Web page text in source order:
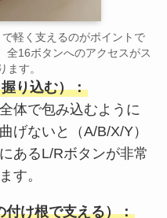
軽く支えるのがポイントで
全16ボタンへのアクセスがス
ます。
り込む）：
体で包み込むように
げないと（A/B/X/Y）
あるL/Rボタンが非常
す。
け根で支える）：